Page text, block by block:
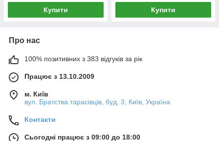
Купити Купити
Про нас
100% позитивних з 383 відгуків за рік
Працює з 13.10.2009
м. Київ
вул. Братства тарасівців, буд. 3, Київ, Україна
Контакти
Сьогодні працює з 09:00 до 18:00